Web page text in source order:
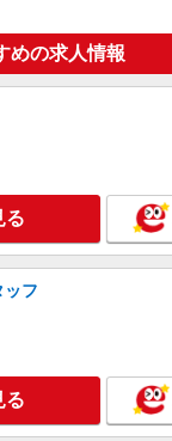
品の製造補助作業
時給1650円交通費全
茨城県筑西市 ＊車・
ビス/お仕事No/
品取り付け作業など
時給1400円交通費全
めの求人情報
る
ッフ
る